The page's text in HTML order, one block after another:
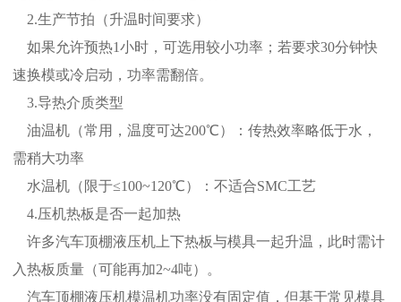
2.生产节拍（升温时间要求）
如果允许预热1小时，可选用较小功率；若要求30分钟快
速换模或冷启动，功率需翻倍。
3.导热介质类型
油温机（常用，温度可达200℃）：传热效率略低于水，
需稍大功率
水温机（限于≤100~120℃）：不适合SMC工艺
4.压机热板是否一起加热
许多汽车顶棚液压机上下热板与模具一起升温，此时需计
入热板质量（可能再加2~4吨）。
汽车顶棚液压机模温机功率没有固定值，但基于常见模具